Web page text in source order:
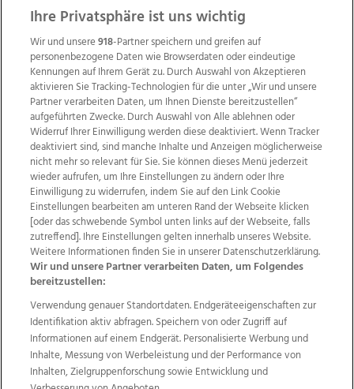
ZUR NACHRICHTENÜBERSICHT
Wir über uns Mediadaten Kontakt
Jobs
Datenschutz
Impressum
AGB Anzeigekunden
AGB Website
Ehrenkodex Politische Werbung
Weitere Angebote des Medienhauses Wimmer
TV1 di-mog-i.at OÖNow
Ischler Woche
Life Radio
OÖNachrichten
OÖN Immobilien
OÖN Karriere
OÖN Reise
Promenaden Galerien
Ihre Privatsphäre ist uns wichtig
Wir und unsere918-Partner speichern und greifen auf
personenbezogene Daten wie Browserdaten oder eindeutige
Kennungen auf Ihrem Gerät zu. Durch Auswahl von Akzeptieren
aktivieren Sie Tracking-Technologien für die unter „Wir und unsere
Partner verarbeiten Daten, um Ihnen Dienste bereitzustellen“
aufgeführten Zwecke. Durch Auswahl von Alle ablehnen oder
Widerruf Ihrer Einwilligung werden diese deaktiviert. Wenn Tracker
deaktiviert sind, sind manche Inhalte und Anzeigen möglicherweise
nicht mehr so relevant für Sie. Sie können dieses Menü jederzeit
wieder aufrufen, um Ihre Einstellungen zu ändern oder Ihre
Einwilligung zu widerrufen, indem Sie auf den Link Cookie
Einstellungen bearbeiten am unteren Rand der Webseite klicken
[oder das schwebende Symbol unten links auf der Webseite, falls
zutreffend]. Ihre Einstellungen gelten innerhalb unseres Website.
Weitere Informationen finden Sie in unserer Datenschutzerklärung.
Wir und unsere Partner verarbeiten Daten, um Folgendes
bereitzustellen:
Verwendung genauer Standortdaten. Endgeräteeigenschaften zur
Identifikation aktiv abfragen. Speichern von oder Zugriff auf
Informationen auf einem Endgerät. Personalisierte Werbung und
Inhalte, Messung von Werbeleistung und der Performance von
Inhalten, Zielgruppenforschung sowie Entwicklung und